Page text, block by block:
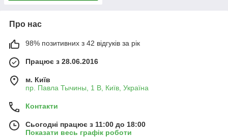
Про нас
98% позитивних з 42 відгуків за рік
Працює з 28.06.2016
м. Київ
пр. Павла Тычины, 1 В, Київ, Україна
Контакти
Сьогодні працює з 11:00 до 18:00
Показати весь графік роботи